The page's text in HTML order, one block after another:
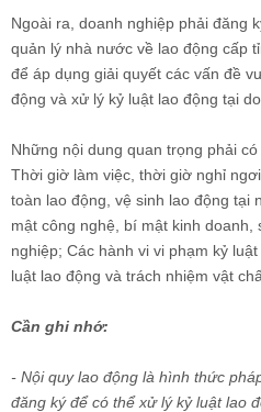
Ngoài ra, doanh nghiệp phải đăng
quản lý nhà nước về lao động cấp
để áp dụng giải quyết các vấn đề
động và xử lý kỷ luật lao động tại
Những nội dung quan trọng phải
Thời giờ làm việc, thời giờ nghỉ
toàn lao động, vệ sinh lao động tại
mật công nghệ, bí mật kinh
nghiệp; Các hành vi vi phạm kỷ
luật lao động và trách nhiệm vật
Cần ghi nhớ:
- Nội quy lao động là hình thức
đăng ký để có thể xử lý kỷ luật lao